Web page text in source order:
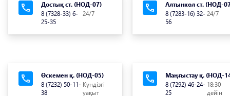
Достық ст. (НОД-07)
8 (7328-33) 6-
25-35
24/7
Алтынкөл ст. (НОД-
8 (7283-16) 32-
56
24/7
Өскемен қ. (НОД-05)
8 (7232) 50-11-
38
Күндізгі
уақыт
Маңғыстау қ. (НОД-
8 (7292) 46-24-
25
18:30
дейін